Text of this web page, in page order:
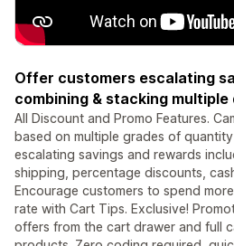
Offer customers escalating
combining & stacking
All Discount and Promo Features.
based on multiple grades of
escalating savings and rewards
shipping, percentage discounts,
Encourage customers to spend
rate with Cart Tips. Exclusive!
offers from the cart drawer and full